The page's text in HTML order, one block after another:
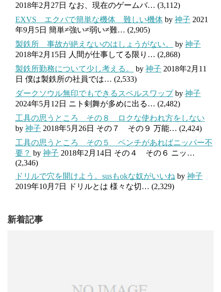
2018年2月27日 なお、現在のゲームバ… (3,112)
EXVS エクバで簡単な機体 難しい機体 by 神子 2021
年9月5日 簡単≠強い≠弱い≠難… (2,905)
製鉄所 事故が絶えないのはしょうがない。
by 神子
2018年2月15日
人間が仕事してる限り… (2,868)
製鉄所勤務について少し考える。
by 神子 2018年2月11
日 僕は製鉄所の社員では… (2,533)
ダークソウル無印でもできるスペルスワップby 神子
2024年5月12日 ニト剣舞が多めに出る… (2,482)
工具の思うところ その８ ロクな使われ方をしない
by 神子 2018年5月26日 その７ その９ 万能… (2,424)
工具の思うところ その５ ペンチがあればニッパー不
要？ by 神子 2018年2月14日 その４ その６ ニッ…
(2,346)
ドリルで穴を開けよう。susもokな奴がいいね by 神子
2019年10月7日
ドリルとは 様々な切… (2,329)
新着記事